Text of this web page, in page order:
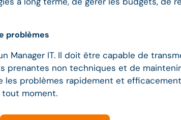
problèmes
Manager IT. Il doit être capable de
prenantes non techniques et de
les problèmes rapidement et
moment.